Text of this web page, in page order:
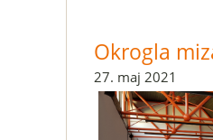
Okrogla
27. maj 2021